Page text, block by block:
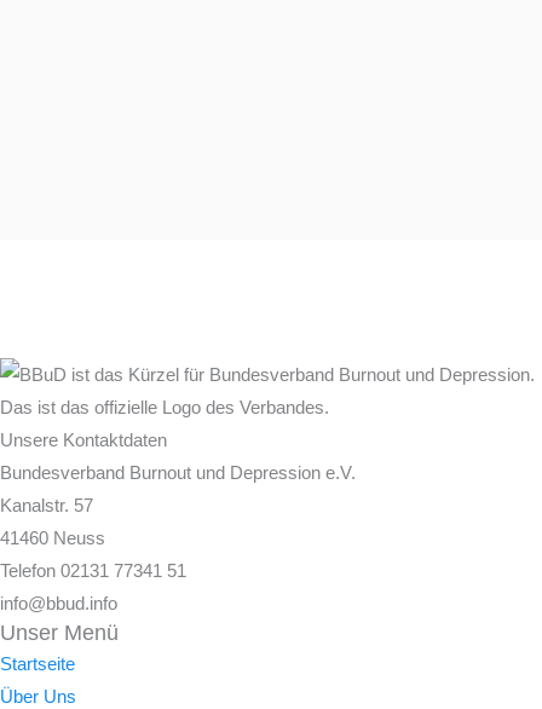
Unsere Kontaktdaten
Bundesverband Burnout und Depression e.V.
Kanalstr. 57
41460 Neuss
Telefon 02131 77341 51
info@bbud.info
Unser Menü
Startseite
Über Uns